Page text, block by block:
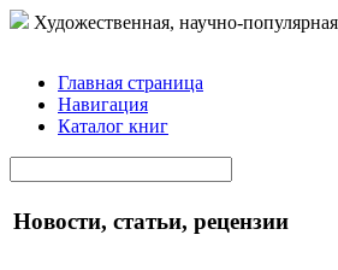
Художественная, научно-
Главная страница
Навигация
Каталог книг
Новости, статьи, рецензии